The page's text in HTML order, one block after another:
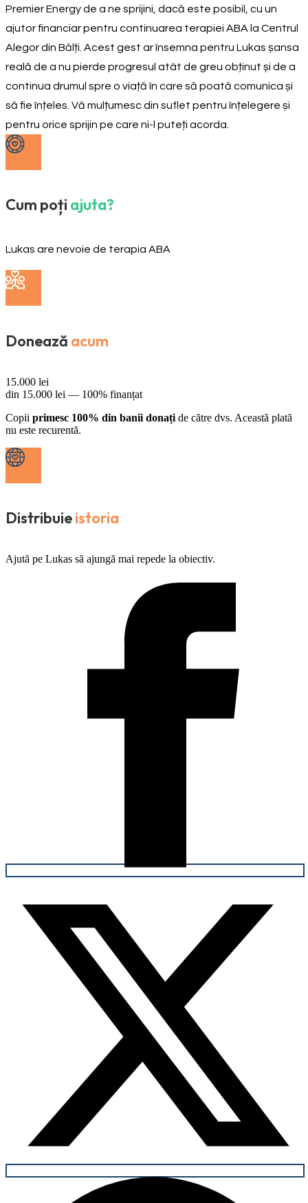
Premier Energy de a ne sprijini, dacă este posibil, cu un
ajutor financiar pentru continuarea terapiei ABA la Centrul
Alegor din Bălți. Acest gest ar însemna pentru Lukas șansa
reală de a nu pierde progresul atât de greu obținut și de a
continua drumul spre o viață în care să poată comunica și
să fie înțeles. Vă mulțumesc din suflet pentru înțelegere și
pentru orice sprijin pe care ni-l puteți acorda.
Cum poți ajuta?
Lukas are nevoie de terapia ABA
Donează acum
15.000 lei
din 15.000 lei — 100% finanțat
Copii primesc 100% din banii donați de către dvs. Această plată
nu este recurentă.
Distribuieistoria
Ajută pe Lukas să ajungă mai repede la obiectiv.